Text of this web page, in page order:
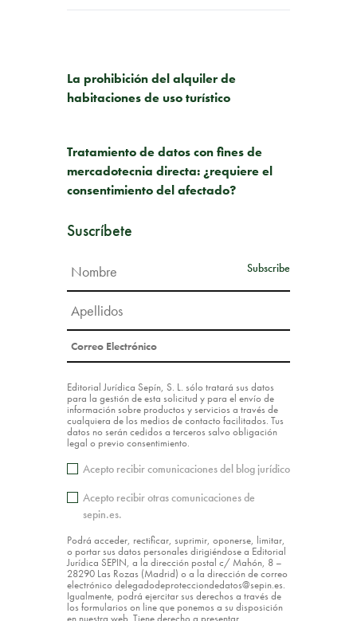
La prohibición del alquiler de
habitaciones de uso turístico
Tratamiento de datos con fines de
mercadotecnia directa: ¿requiere el
consentimiento del afectado?
Suscríbete
Editorial Jurídica Sepín, S. L. sólo tratará sus datos
para la gestión de esta solicitud y para el envío de
información sobre productos y servicios a través de
cualquiera de los medios de contacto facilitados. Tus
datos no serán cedidos a terceros salvo obligación
legal o previo consentimiento.
Acepto recibir comunicaciones del blog jurídico
Acepto recibir otras comunicaciones de
sepin.es.
Podrá acceder, rectificar, suprimir, oponerse, limitar,
o portar sus datos personales dirigiéndose a Editorial
Jurídica SEPIN, a la dirección postal c/ Mahón, 8 –
28290 Las Rozas (Madrid) o a la dirección de correo
electrónico delegadodeprotecciondedatos@sepin.es.
Igualmente, podrá ejercitar sus derechos a través de
los formularios on line que ponemos a su disposición
en nuestra web. Tiene derecho a presentar